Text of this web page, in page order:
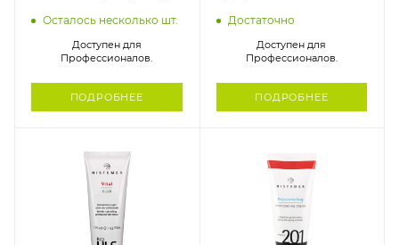
125 мл
Осталось несколько шт.
Доступен для
Профессионалов.
ПОДРОБНЕЕ
увлажняющий крем для
лица HISTOMER, 250 мл
Достаточно
Доступен для
Профессионалов.
ПОДРОБНЕЕ